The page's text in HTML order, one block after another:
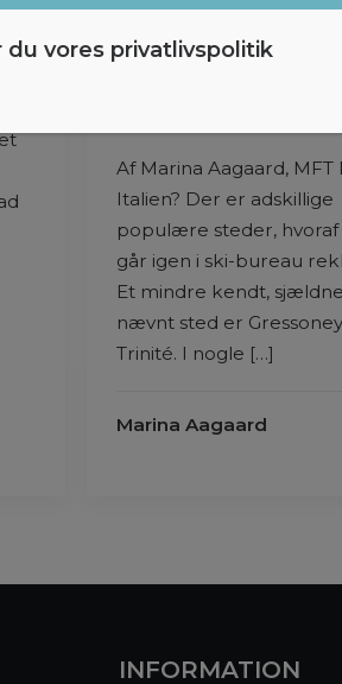
i
Skiferie med solo
Af Marina Aagaard, MFT
Italien? Der er adskillige
populære steder, hvoraf
går igen i ski-bureau
Et mindre kendt,
nævnt sted er
Trinité. I nogle […]
Marina Aagaard
INFORMATION
du vores privatlivspolitik